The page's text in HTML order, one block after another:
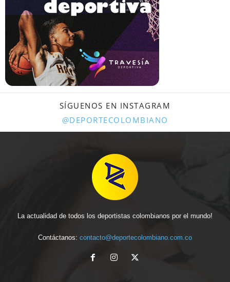
SÍGUENOS EN INSTAGRAM
@DEPORTECOLOMBIANO
La actualidad de todos los deportistas colombianos por el mundo!
Contáctanos: contacto@deportecolombiano.com.co